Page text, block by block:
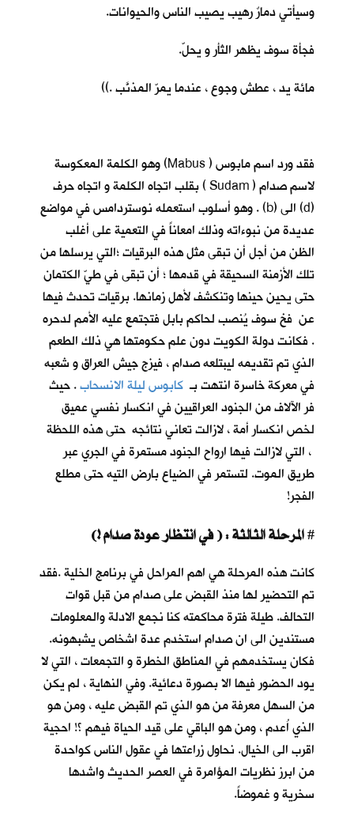
وسيأتي دمارٌ رهيب يصيب الناس والحيوانات.
فجأة سوف يظهر الثأر و يحلّ.
مائة يد ، عطش وجوع ، عندما يمرّ المذنَّب .))
فقد ورد اسم مابوس ( Mabus) وهو الكلمة المعكوسة
لاسم صدام ( Sudam ) بقلب اتجاه الكلمة و اتجاه حرف
(d) الى (b) . وهو أسلوب استعمله نوستردامس في مواضع
عديدة من نبوءاته وذلك امعاناً في التعمية على أغلب
الظن من أجل أن تبقى مثل هذه البرقيات ؛التي يرسلها من
تلك الأزمنة السحيقة في قدمها ؛ أن تبقى في طيّ الكتمان
حتى يحين حينها وتنكشف لأهل زمانها. برقيات تحدث فيها
عن فخ سوف يُنصب لحاكم بابل فتجتمع عليه الأمم لدحره
. فكانت دولة الكويت دون علم حكومتها هي ذلك الطعم
الذي تم تقديمه ليبتلعه صدام ، فيزج جيش العراق و شعبه
في معركة خاسرة انتهت بـ كابوس ليلة الانسحاب. حيث
فر الآلاف من الجنود العراقيين في انكسار نفسي عميق
لخص انكسار أمة ، لازالت تعاني نتائجه حتى هذه اللحظة
، التي لازالت فيها ارواح الجنود مستمرة في الجري عبر
طريق الموت. لتستمر في الضياع بارض التيه حتى مطلع
الفجر!
#
كانت هذه المرحلة هي اهم المراحل في برنامج الخلية .فقد
تم التحضير لها منذ القبض على صدام من قبل قوات
التحالف. طيلة فترة محاكمته كنا نجمع الادلة والمعلومات
مستندين الى ان صدام استخدم عدة اشخاص يشبهونه.
فكان يستخدمهم في المناطق الخطرة و التجمعات ، التي لا
يود الحضور فيها الا بصورة دعائية. وفي النهاية ، لم يكن
من السهل معرفة من هو الذي تم القبض عليه ، ومن هو
الذي اُعدم ، ومن هو الباقي على قيد الحياة فيهم ؟! احجية
اقرب الى الخيال. نحاول زراعتها في عقول الناس كواحدة
من ابرز نظريات المؤامرة في العصر الحديث واشدها
سخرية و غموضاً.